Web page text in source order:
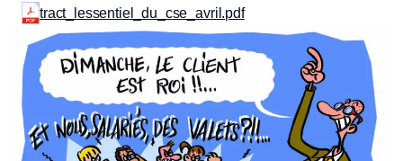
tract_lessentiel_du_cse_avril.pdf